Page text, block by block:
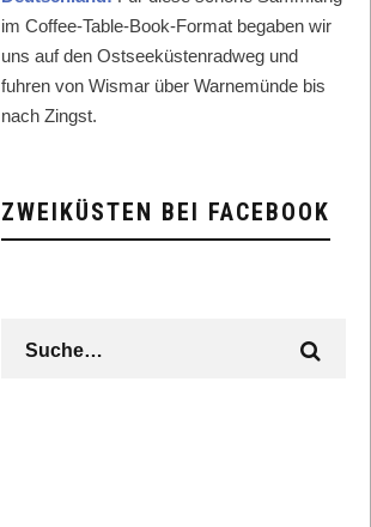
im Cof­fee-Table-Book-For­mat begaben wir
uns auf den Ost­seeküsten­rad­weg und
fuhren von Wis­mar über Warnemünde bis
nach Zingst.
ZWEIKÜSTEN BEI FACEBOOK